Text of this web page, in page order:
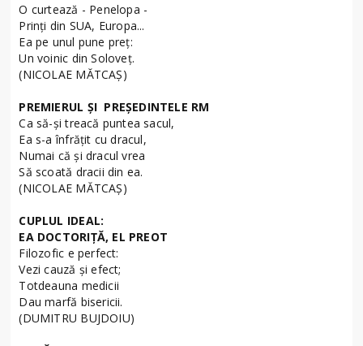
O curtează - Penelopa -
Prinți din SUA, Europa...
Ea pe unul pune preț:
Un voinic din Soloveț.
(NICOLAE MĂTCAŞ)
PREMIERUL ŞI PREŞEDINTELE RM
Ca să-și treacă puntea sacul,
Ea s-a înfrățit cu dracul,
Numai că și dracul vrea
Să scoată dracii din ea.
(NICOLAE MĂTCAŞ)
CUPLUL IDEAL:
EA DOCTORIȚĂ, EL PREOT
Filozofic e perfect:
Vezi cauză și efect;
Totdeauna medicii
Dau marfă bisericii.
(DUMITRU BUJDOIU)